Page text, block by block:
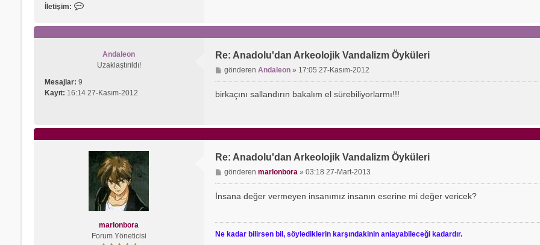
İletişim:
e
t
s
m
Andaleon
Uzaklaştırıldı!
Mesajlar: 9
Kayıt: 16:14 27-Kasım-2012
Re: Anadolu'dan Arkeolojik Vandalizm Öyküleri
M
e
s
gönderenAndaleon » 17:05 27-Kasım-2012
birkaçını sallandırın bakalım el sürebiliyorlarmı!!!
marlonbora
Forum Yöneticisi
Re: Anadolu'dan Arkeolojik Vandalizm Öyküleri
M
e
gönderenmarlonbora »03:18 27-Mart-2013
İnsana değer vermeyen insanımız insanın eserine mi değer vericek?
Ne kadar bilirsen bil, söylediklerin karşındakinin anlayabileceği kadardır.